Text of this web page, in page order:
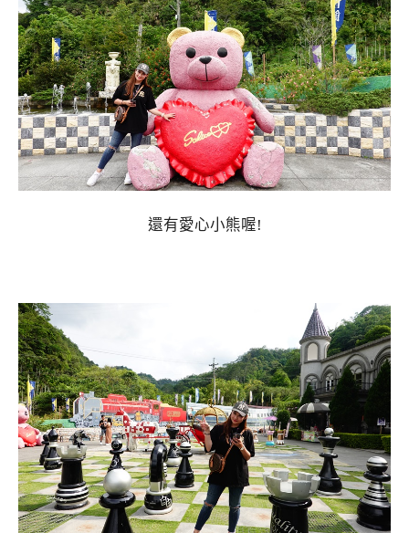
還有愛心小熊喔!